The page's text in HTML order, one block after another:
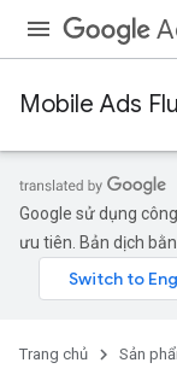
Mobile Ads
Google sử dụng
ưu tiên. Bản dịch
Trang chủ Sản